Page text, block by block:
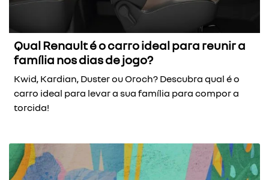
Qual Renault é o carro ideal para reunir a
família nos dias de jogo?
Kwid, Kardian, Duster ou Oroch? Descubra qual é o
carro ideal para levar a sua família para compor a
torcida!